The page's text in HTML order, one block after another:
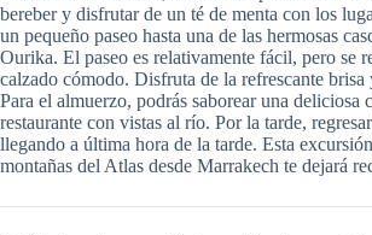
bereber y disfrutar de un té de menta con los
un pequeño paseo hasta una de las hermosas
Ourika. El paseo es relativamente fácil, pero se
calzado cómodo. Disfruta de la refrescante brisa
Para el almuerzo, podrás saborear una deliciosa
restaurante con vistas al río. Por la tarde,
llegando a última hora de la tarde. Esta
montañas del Atlas desde Marrakech te dejará